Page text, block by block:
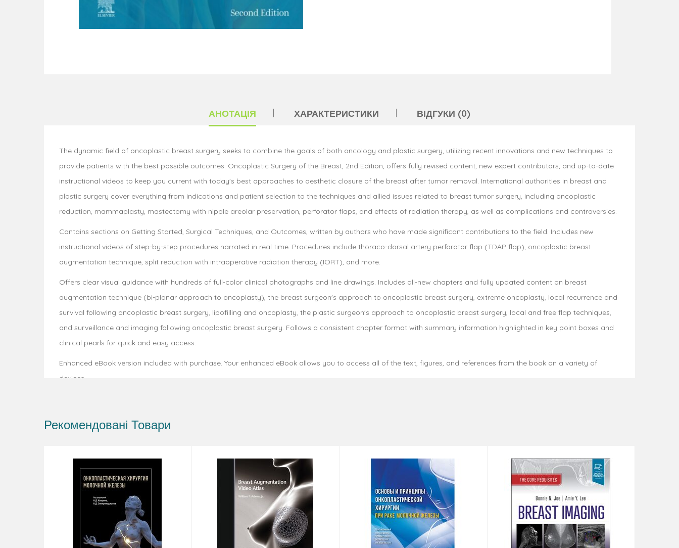
АНОТАЦІЯ ХАРАКТЕРИСТИКИ ВІДГУКИ (0)
The dynamic field of oncoplastic breast surgery seeks to combine the goals of both oncology and plastic surgery, utilizing recent innovations and new techniques to
provide patients with the best possible outcomes. Oncoplastic Surgery of the Breast, 2nd Edition, offers fully revised content, new expert contributors, and up-to-date
instructional videos to keep you current with today's best approaches to aesthetic closure of the breast after tumor removal. International authorities in breast and
plastic surgery cover everything from indications and patient selection to the techniques and allied issues related to breast tumor surgery, including oncoplastic
reduction, mammaplasty, mastectomy with nipple areolar preservation, perforator flaps, and effects of radiation therapy, as well as complications and controversies.
Contains sections on Getting Started, Surgical Techniques, and Outcomes, written by authors who have made significant contributions to the field. Includes new
instructional videos of step-by-step procedures narrated in real time. Procedures include thoraco-dorsal artery perforator flap (TDAP flap), oncoplastic breast
augmentation technique, split reduction with intraoperative radiation therapy (IORT), and more.
Offers clear visual guidance with hundreds of full-color clinical photographs and line drawings. Includes all-new chapters and fully updated content on breast
augmentation technique (bi-planar approach to oncoplasty), the breast surgeon's approach to oncoplastic breast surgery, extreme oncoplasty, local recurrence and
survival following oncoplastic breast surgery, lipofilling and oncoplasty, the plastic surgeon's approach to oncoplastic breast surgery, local and free flap techniques,
and surveillance and imaging following oncoplastic breast surgery. Follows a consistent chapter format with summary information highlighted in key point boxes and
clinical pearls for quick and easy access.
Enhanced eBook version included with purchase. Your enhanced eBook allows you to access all of the text, figures, and references from the book on a variety of
devices.
Рекомендовані Товари